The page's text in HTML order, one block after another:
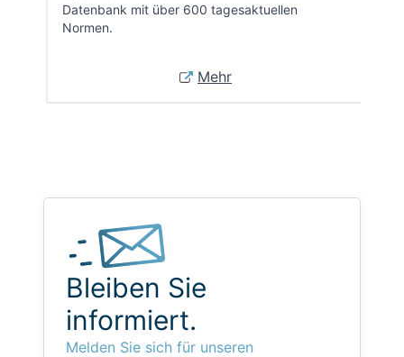
Datenbank mit über 600 tagesaktuellen
Normen.
Mehr
Bleiben Sie
informiert.
Melden Sie sich für unseren